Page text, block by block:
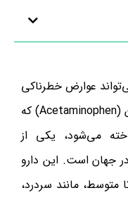
عوارض خطرناکی
برای سلامتی داشته باشد. استامینوفن (Acetaminophen) که
می‌شود، یکی از
جهان است. این دارو
مانند سردرد،